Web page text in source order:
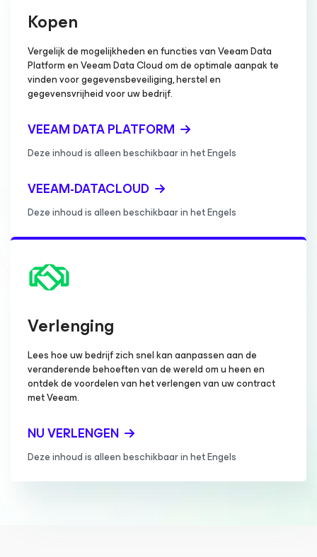
Kopen
Vergelijk de mogelijkheden en functies van Veeam Data
Platform en Veeam Data Cloud om de optimale aanpak te
vinden voor gegevensbeveiliging, herstel en
gegevensvrijheid voor uw bedrijf.
VEEAM DATA PLATFORM
Deze inhoud is alleen beschikbaar in het Engels
VEEAM-DATACLOUD
Deze inhoud is alleen beschikbaar in het Engels
Verlenging
Lees hoe uw bedrijf zich snel kan aanpassen aan de
veranderende behoeften van de wereld om u heen en
ontdek de voordelen van het verlengen van uw contract
met Veeam.
NU VERLENGEN
Deze inhoud is alleen beschikbaar in het Engels